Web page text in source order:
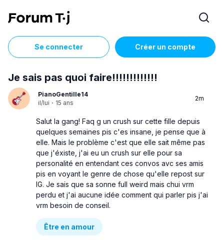
Se connecter Créer un compte
Je sais pas quoi faire!!!!!!!!!!!!!
PianoGentille14
il/lui · 15 ans
2m
Salut la gang! Faq g un crush sur cette fille depuis
quelques semaines pis c'es insane, je pense que à
elle. Mais le problème c'est que elle sait même pas
que j'éxiste, j'ai eu un crush sur elle pour sa
personalité en entendant ces convos avc ses amis
pis en voyant le genre de chose qu'elle repost sur
IG. Je sais que sa sonne full weird mais chui vrm
perdu et j'ai aucune idée comment qui parler pis j'ai
vrm besoin de conseil.
Être en amour